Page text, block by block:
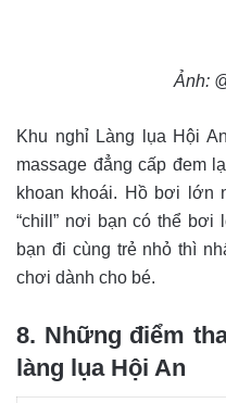
Ảnh:
Khu nghỉ Làng lụa Hội
massage đẳng cấp đem
khoan khoái. Hồ bơi lớn
“chill” nơi bạn có thể bơi
bạn đi cùng trẻ nhỏ thì
chơi dành cho bé.
8. Những điểm
làng lụa Hội An